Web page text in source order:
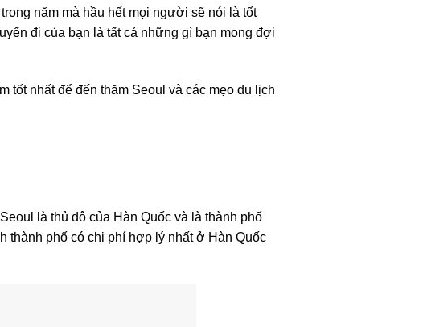
năm mà hầu hết mọi người sẽ nói là tốt
đi của bạn là tất cả những gì bạn mong đợi
tốt nhất để đến thăm Seoul và các mẹo du lịch
là thủ đô của Hàn Quốc và là thành phố
thành phố có chi phí hợp lý nhất ở Hàn Quốc